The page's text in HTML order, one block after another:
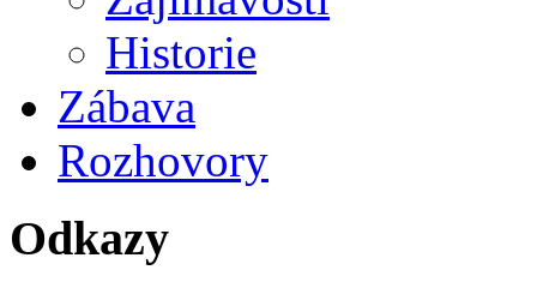
Historie
Zábava
Rozhovory
Odkazy